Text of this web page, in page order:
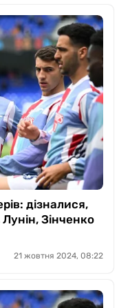
дізналися,
Зінченко
21 жовтня 2024, 08:22